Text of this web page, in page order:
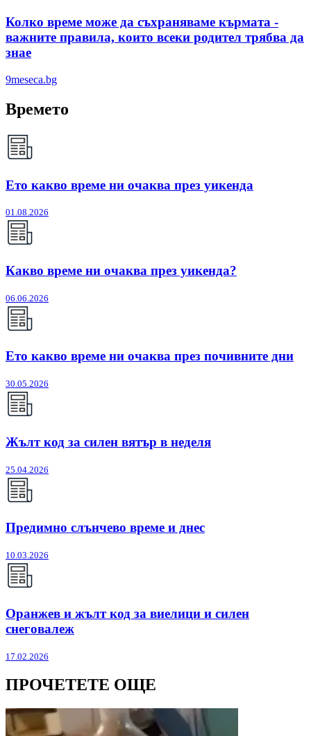
Колко време може да съхраняваме кърмата -
важните правила, които всеки родител трябва да
знае
9meseca.bg
Времето
Ето какво време ни очаква през уикенда
01.08.2026
Какво време ни очаква през уикенда?
06.06.2026
Ето какво време ни очаква през почивните дни
30.05.2026
Жълт код за силен вятър в неделя
25.04.2026
Предимно слънчево време и днес
10.03.2026
Оранжев и жълт код за виелици и силен
снеговалеж
17.02.2026
ПРОЧЕТЕТЕ ОЩЕ